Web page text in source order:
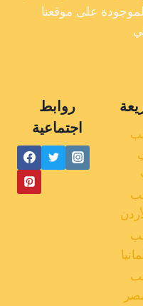
على موقعنا
روابط
اجتماعية